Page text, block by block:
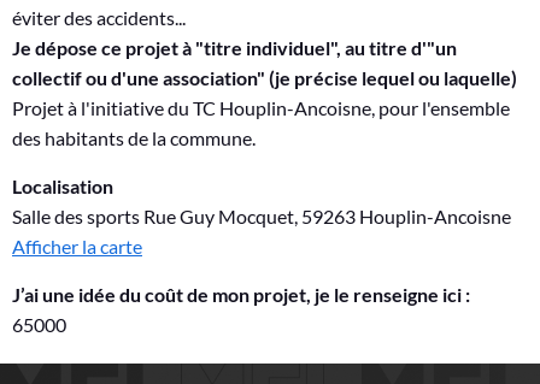
éviter des accidents...
Je dépose ce projet à "titre individuel", au titre d'"un
collectif ou d'une association" (je précise lequel ou laquelle)
Projet à l'initiative du TC Houplin-Ancoisne, pour l'ensemble
des habitants de la commune.
Localisation
Salle des sports Rue Guy Mocquet, 59263 Houplin-Ancoisne
Afficher la carte
J’ai une idée du coût de mon projet, je le renseigne ici :
65000